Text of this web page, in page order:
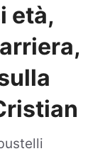
età,